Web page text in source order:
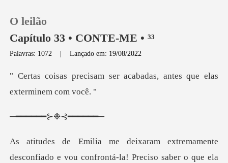
0
O leilão
Capítulo 33 • CONTE-ME • ³³
Palavras: 1072 |Lançado em: 19/08/2022
ser acabadas, antes que e
━━⊱❉⊰
esconfiado e vou confrontá-la! Preciso saber o q